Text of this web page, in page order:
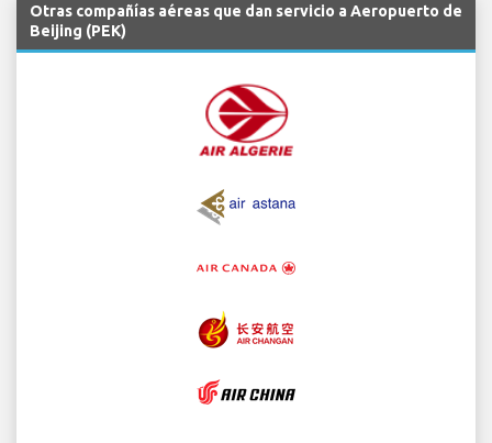
Otras compañías aéreas que dan servicio a Aeropuerto de
Beijing (PEK)